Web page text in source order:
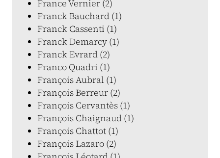
France Vernier (2)
Franck Bauchard (1)
Franck Cassenti (1)
Franck Demarcy (1)
Franck Evrard (2)
Franco Quadri (1)
François Aubral (1)
François Berreur (2)
François Cervantès (1)
François Chaignaud (1)
François Chattot (1)
François Lazaro (2)